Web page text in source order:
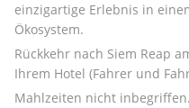
einzigartige Erlebnis in
Ökosystem.
Rückkehr nach Siem Reap
Ihrem Hotel (Fahrer und
Mahlzeiten nicht inbegriffen.